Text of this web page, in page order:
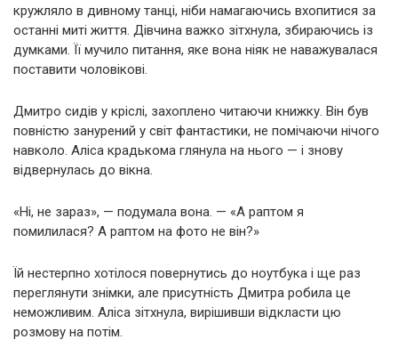
кружляло в дивному танці, ніби намагаючись вхопитися за
останні миті життя. Дівчина важко зітхнула, збираючись із
думками. Її мучило питання, яке вона ніяк не наважувалася
поставити чоловікові.
Дмитро сидів у кріслі, захоплено читаючи книжку. Він був
повністю занурений у світ фантастики, не помічаючи нічого
навколо. Аліса крадькома глянула на нього — і знову
відвернулась до вікна.
«Ні, не зараз», — подумала вона. — «А раптом я
помилилася? А раптом на фото не він?»
Їй нестерпно хотілося повернутись до ноутбука і ще раз
переглянути знімки, але присутність Дмитра робила це
неможливим. Аліса зітхнула, вирішивши відкласти цю
розмову на потім.